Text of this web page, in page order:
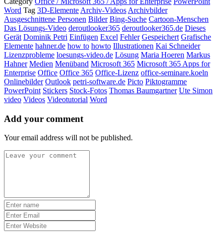
Word Tag 3D-Elemente Archiv-Videos Archivbilder
Ausgeschnittene Personen Bilder Bing-Suche Cartoon-Menschen
Das Lösungs-Video deroutlooker365 deroutlooker365.de Dieses
Gerät Dominik Petri Einfügen Excel Fehler Gespeichert Grafische
Elemente hahner.de how to howto Illustrationen Kai Schneider
Lizenzprobleme loesungs-video.de Lösung Maria Hoeren Markus
Hahner Medien Menüband Microsoft 365 Microsoft 365 Apps for
Enterprise Office Office 365 Office-Lizenz office-seminare.koeln
Onlinebilder Outlook petri-software.de Picto Piktogramme
PowerPoint Stickers Stock-Fotos Thomas Baumgartner Ute Simon
video Videos Videotutorial Word
Add your comment
Your email address will not be published.